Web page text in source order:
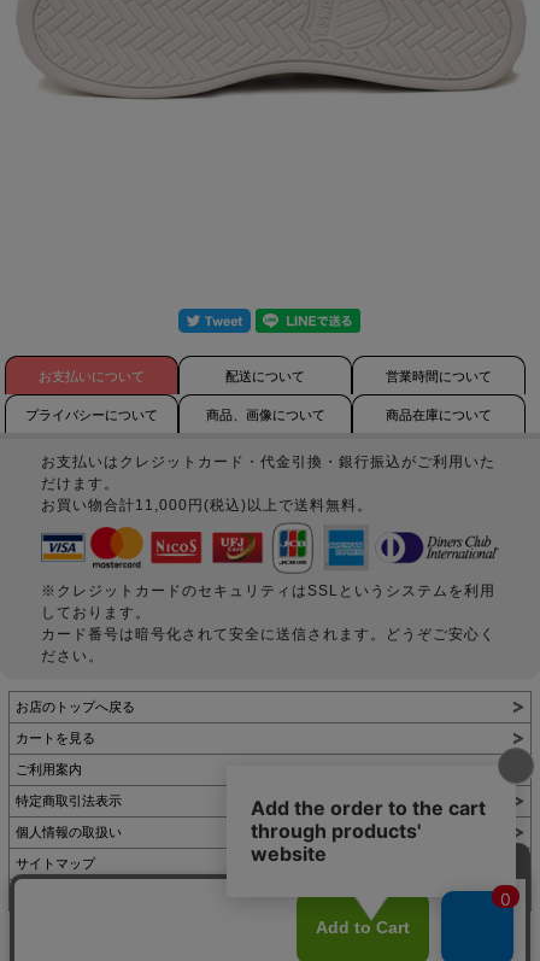
お支払いについて 配送について 営業時間について
プライバシーについて 商品、画像について 商品在庫について
お支払いはクレジットカード・代金引換・銀行振込がご利用いた
だけます。
お買い物合計11,000円(税込)以上で送料無料。
※クレジットカードのセキュリティはSSLというシステムを利用
しております。
カード番号は暗号化されて安全に送信されます。どうぞご安心く
ださい。
お店のトップへ戻る
カートを見る
ご利用案内
特定商取引法表示
個人情報の取扱い
サイトマップ